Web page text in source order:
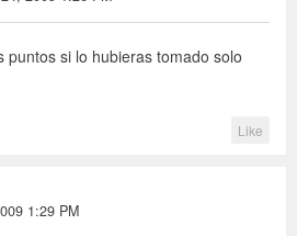
puntos si lo hubieras tomado solo
Like
1:29 PM